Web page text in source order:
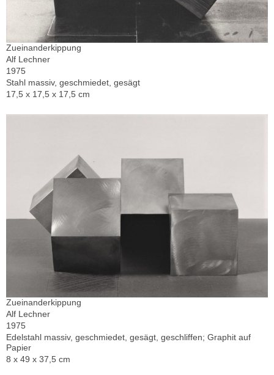
Zueinanderkippung
Alf Lechner
1975
Stahl massiv, geschmiedet, gesägt
17,5 x 17,5 x 17,5 cm
Zueinanderkippung
Alf Lechner
1975
Edelstahl massiv, geschmiedet, gesägt, geschliffen; Graphit auf
Papier
8 x 49 x 37,5 cm